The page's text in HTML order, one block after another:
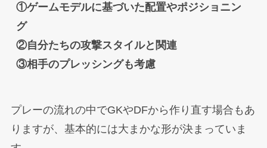
①ゲームモデルに基づいた配置やポジショニン
グ
②自分たちの攻撃スタイルと関連
③相手のプレッシングも考慮
プレーの流れの中でGKやDFから作り直す場合もあ
りますが、基本的には大まかな形が決まっていま